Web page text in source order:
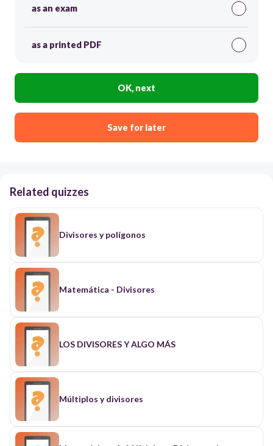
as an exam
as a printed PDF
OK, next
Save for later
Related quizzes
Divisores y polígonos
Matemática - Divisores
LOS DIVISORES Y ALGO MÁS
Múltiplos y divisores